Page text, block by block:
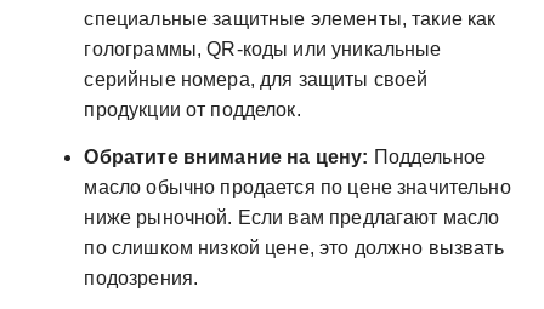
специальные защитные элементы, такие как
голограммы, QR-коды или уникальные
серийные номера, для защиты своей
продукции от подделок.
Обратите внимание на цену: Поддельное
масло обычно продается по цене значительно
ниже рыночной. Если вам предлагают масло
по слишком низкой цене, это должно вызвать
подозрения.